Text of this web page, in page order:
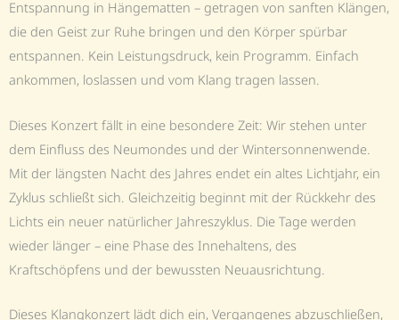
Entspannung in Hängematten – getragen von sanften Klängen,
die den Geist zur Ruhe bringen und den Körper spürbar
entspannen. Kein Leistungsdruck, kein Programm. Einfach
ankommen, loslassen und vom Klang tragen lassen.
Dieses Konzert fällt in eine besondere Zeit: Wir stehen unter
dem Einfluss des Neumondes und der Wintersonnenwende.
Mit der längsten Nacht des Jahres endet ein altes Lichtjahr, ein
Zyklus schließt sich. Gleichzeitig beginnt mit der Rückkehr des
Lichts ein neuer natürlicher Jahreszyklus. Die Tage werden
wieder länger – eine Phase des Innehaltens, des
Kraftschöpfens und der bewussten Neuausrichtung.
Dieses Klangkonzert lädt dich ein, Vergangenes abzuschließen,